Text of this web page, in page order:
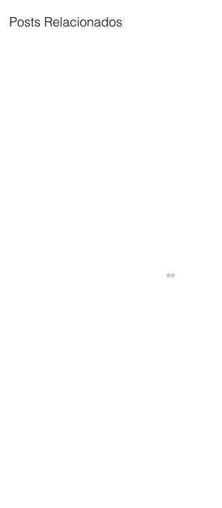
Posts Relacionados